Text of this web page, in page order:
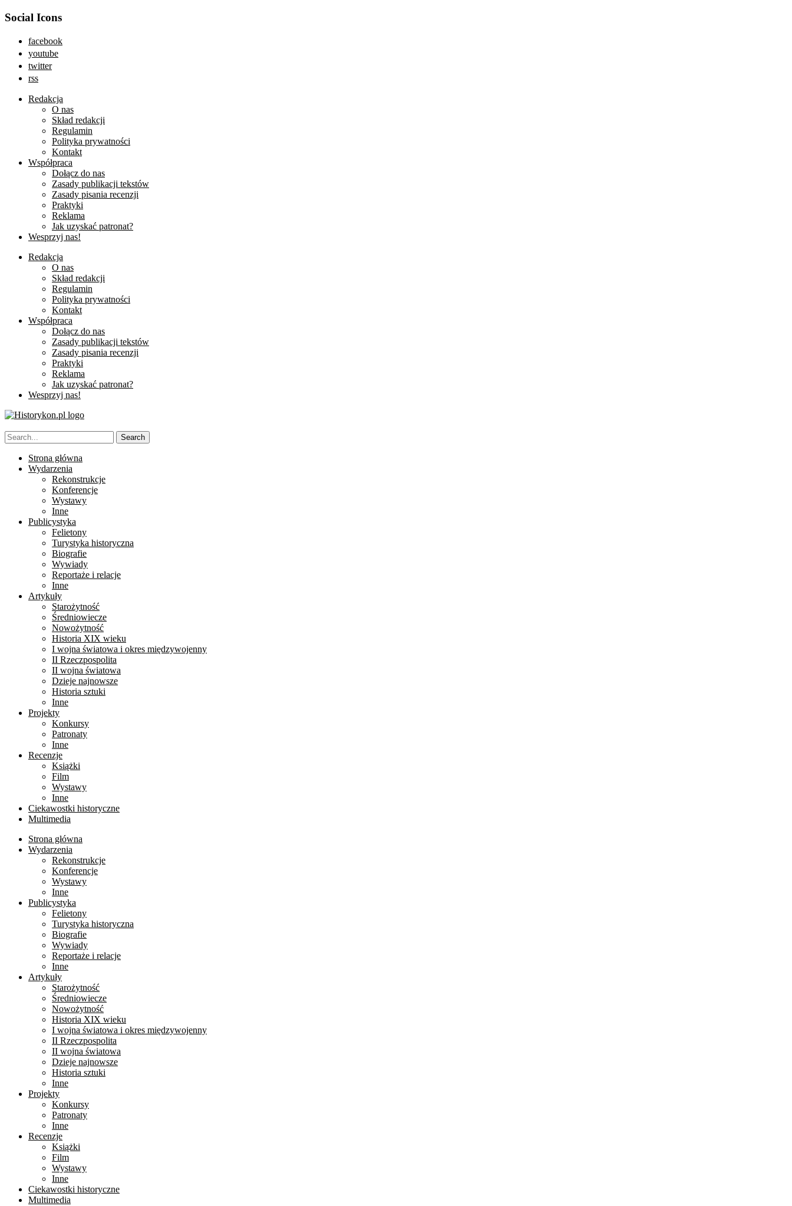
Social Icons
facebook
youtube
twitter
rss
Redakcja
O nas
Skład redakcji
Regulamin
Polityka prywatności
Kontakt
Współpraca
Dołącz do nas
Zasady publikacji tekstów
Zasady pisania recenzji
Praktyki
Reklama
Jak uzyskać patronat?
Wesprzyj nas!
Redakcja
O nas
Skład redakcji
Regulamin
Polityka prywatności
Kontakt
Współpraca
Dołącz do nas
Zasady publikacji tekstów
Zasady pisania recenzji
Praktyki
Reklama
Jak uzyskać patronat?
Wesprzyj nas!
Strona główna
Wydarzenia
Rekonstrukcje
Konferencje
Wystawy
Inne
Publicystyka
Felietony
Turystyka historyczna
Biografie
Wywiady
Reportaże i relacje
Inne
Artykuły
Starożytność
Średniowiecze
Nowożytność
Historia XIX wieku
I wojna światowa i okres międzywojenny
II Rzeczpospolita
II wojna światowa
Dzieje najnowsze
Historia sztuki
Inne
Projekty
Konkursy
Patronaty
Inne
Recenzje
Książki
Film
Wystawy
Inne
Ciekawostki historyczne
Multimedia
Strona główna
Wydarzenia
Rekonstrukcje
Konferencje
Wystawy
Inne
Publicystyka
Felietony
Turystyka historyczna
Biografie
Wywiady
Reportaże i relacje
Inne
Artykuły
Starożytność
Średniowiecze
Nowożytność
Historia XIX wieku
I wojna światowa i okres międzywojenny
II Rzeczpospolita
II wojna światowa
Dzieje najnowsze
Historia sztuki
Inne
Projekty
Konkursy
Patronaty
Inne
Recenzje
Książki
Film
Wystawy
Inne
Ciekawostki historyczne
Multimedia